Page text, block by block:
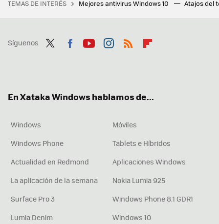
TEMAS DE INTERÉS Mejores antivirus Windows 10 Atajos del
Síguenos
En Xataka Windows hablamos de...
Windows
Móviles
Windows Phone
Tablets e Híbridos
Actualidad en Redmond
Aplicaciones Windows
La aplicación de la semana
Nokia Lumia 925
Surface Pro 3
Windows Phone 8.1 GDR1
Lumia Denim
Windows 10